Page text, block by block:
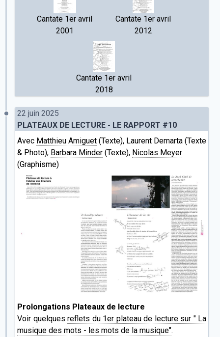
Cantate 1er avril
2001
Cantate 1er avril
2012
Cantate 1er avril
2018
22 juin 2025
PLATEAUX DE LECTURE - LE RAPPORT #10
Avec Matthieu Amiguet (Texte), Laurent Demarta (Texte
& Photo), Barbara Minder (Texte), Nicolas Meyer
(Graphisme)
Prolongations Plateaux de lecture
Voir quelquesreflets du 1er plateau de lecture sur " La
musique des mots - les mots de la musique".